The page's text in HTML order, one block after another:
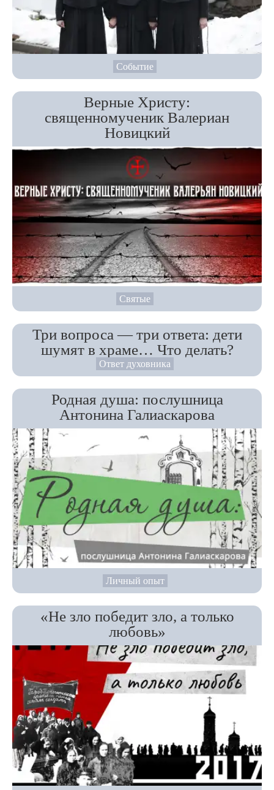
Событие
Верные Христу:
священномученик Валериан
Новицкий
Святые
Три вопроса — три ответа: дети
шумят в храме… Что делать?
Ответ духовника
Родная душа: послушница
Антонина Галиаскарова
Личный опыт
«Не зло победит зло, а только
любовь»